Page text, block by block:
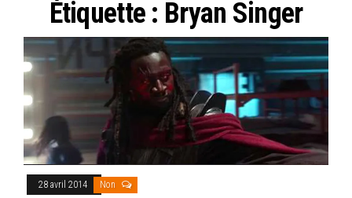
Étiquette : Bryan Singer
28 avril 2014 Non